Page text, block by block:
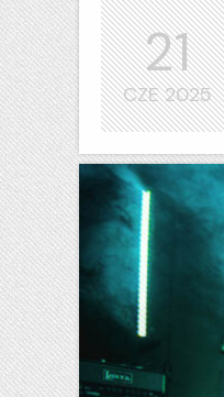
21
CZE2025